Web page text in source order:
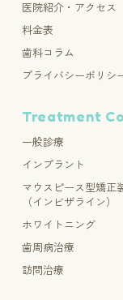
医院紹介・アクセス
料金表
歯科コラム
プライバシーポリシ
Treatment
一般診療
インプラント
マウスピース型矯正
（インビザライン）
ホワイトニング
歯周病治療
訪問治療